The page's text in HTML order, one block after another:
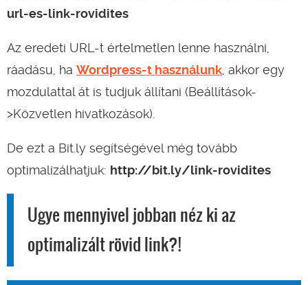
url-es-link-rovidites
Az eredeti URL-t értelmetlen lenne használni,
ráadásu, ha Wordpress-t használunk, akkor egy
mozdulattal át is tudjuk állítani (Beállítások-
>Közvetlen hivatkozások).
De ezt a Bit.ly segítségével még tovább
optimalizálhatjuk: http://bit.ly/link-rovidites
Ugye mennyivel jobban néz ki az
optimalizált rövid link?!